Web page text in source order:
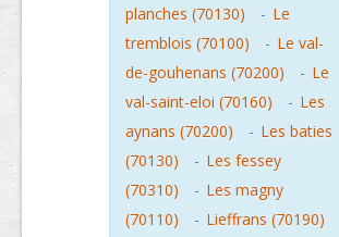
planches (70130)
- Le
tremblois (70100)
- Le val-
de-gouhenans (70200)
- Le
val-saint-eloi (70160)
- Les
aynans (70200)
- Les baties
(70130)
- Les fessey
(70310)
- Les magny
(70110)
- Lieffrans (70190)